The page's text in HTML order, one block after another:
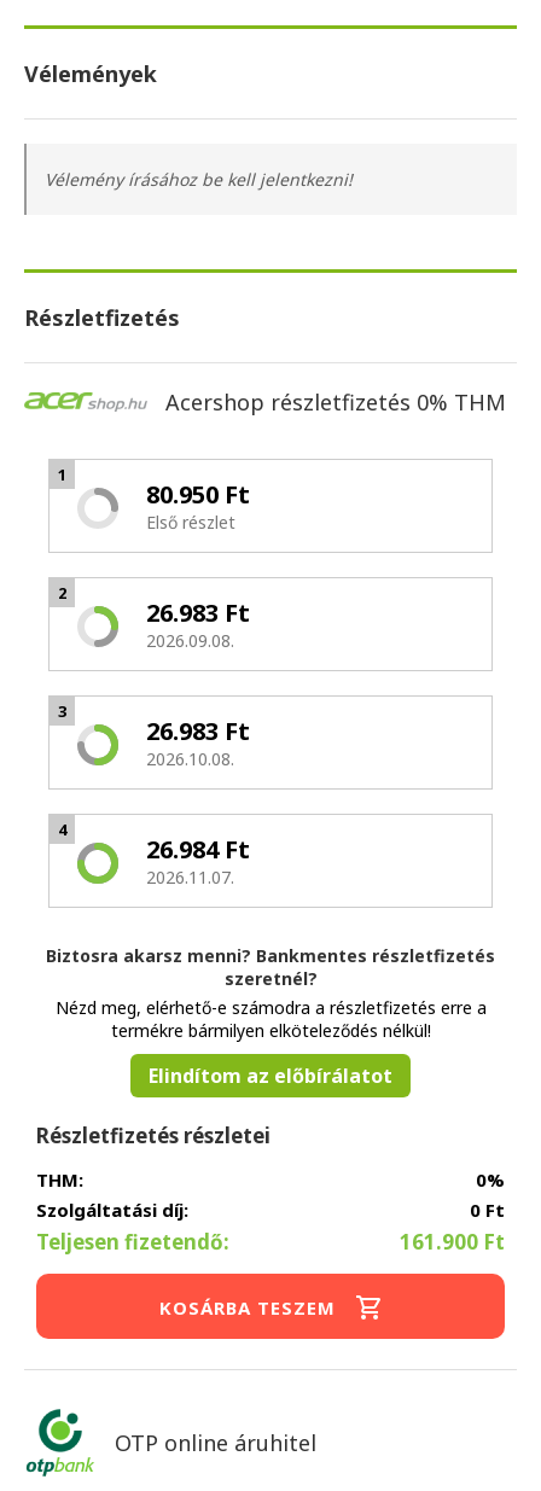
Vélemények
Vélemény írásához be kell jelentkezni!
Részletfizetés
Acershop részletfizetés 0% THM
1
80.950 Ft
Első részlet
2
26.983 Ft
2026.09.08.
3
26.983 Ft
2026.10.08.
4
26.984 Ft
2026.11.07.
Biztosra akarsz menni? Bankmentes részletfizetés
szeretnél?
Nézd meg, elérhető-e számodra a részletfizetés erre a
termékre bármilyen elköteleződés nélkül!
Elindítom az előbírálatot
Részletfizetés részletei
THM:
0%
Szolgáltatási díj:
0 Ft
Teljesen fizetendő: 161.900 Ft
KOSÁRBA TESZEM
OTP online áruhitel